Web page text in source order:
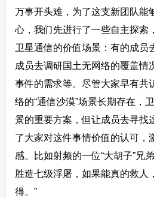
万事开头难，为了这支新团队能
心，我们先进行了一些自主探索
卫星通信的价值场景：有的成员
成员去调研国土无网络的覆盖情
事件的需求等。尽管大家早有共
络的“通信沙漠”场景长期存在，
景的重要方案，但让成员去寻找
了大家对这件事情价值的认可，
感。比如射频的一位“大胡子”兄
胜造七级浮屠，如果能真的救人
得。”